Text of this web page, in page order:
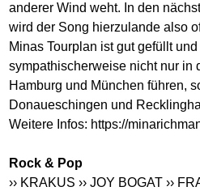
anderer Wind weht. In den
wird der Song hierzulande also
Minas Tourplan ist gut gefüllt
sympathischerweise nicht nur in
Hamburg und München führen,
Donaueschingen und
Weitere Infos: https://
Rock & Pop
›› KRAKUS ›› JOY BOGAT ››